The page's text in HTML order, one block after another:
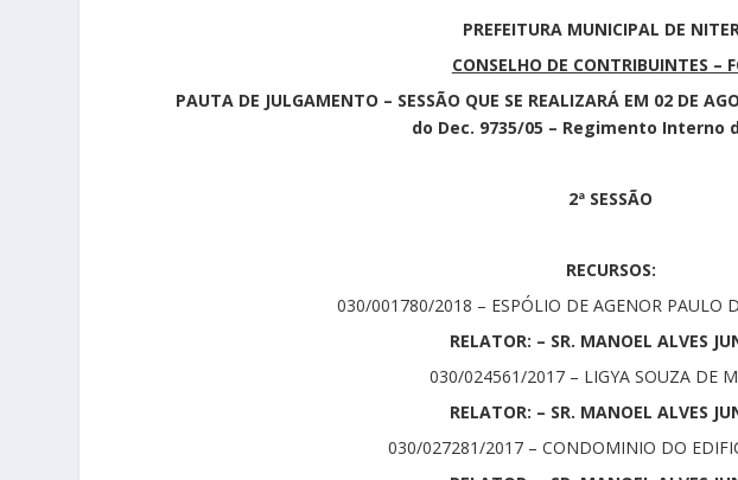
PREFEITURA MUNICIPAL DE
CONSELHO DE CONTRIBUINTES –
PAUTA DE JULGAMENTO – SESSÃO QUE SE REALIZARÁ EM 02 DE
do Dec. 9735/05 – Regimento Interno
2ª SESSÃO
RECURSOS:
030/001780/2018 – ESPÓLIO DE AGENOR PAULO
RELATOR: – SR. MANOEL ALVES
030/024561/2017 – LIGYA SOUZA DE
RELATOR: – SR. MANOEL ALVES
030/027281/2017 – CONDOMINIO DO